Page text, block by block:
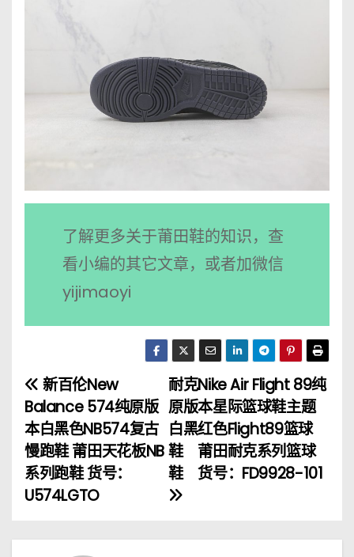
了解更多关于莆田鞋的知识，查
看小编的其它文章，或者加微信
yijimaoyi
文
章
导
航
耐克Nike Air Flight 89纯
原版本星际篮球鞋主题
白黑红色Flight89篮球
鞋 莆田耐克系列篮球
鞋 货号：FD9928-101
新百伦New
Balance 574纯原版
本白黑色NB574复古
慢跑鞋 莆田天花板NB
系列跑鞋 货号：
U574LGTO